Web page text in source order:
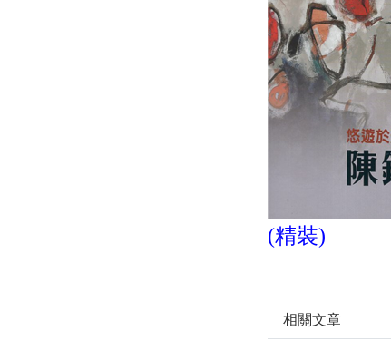
(精裝)
相關文章